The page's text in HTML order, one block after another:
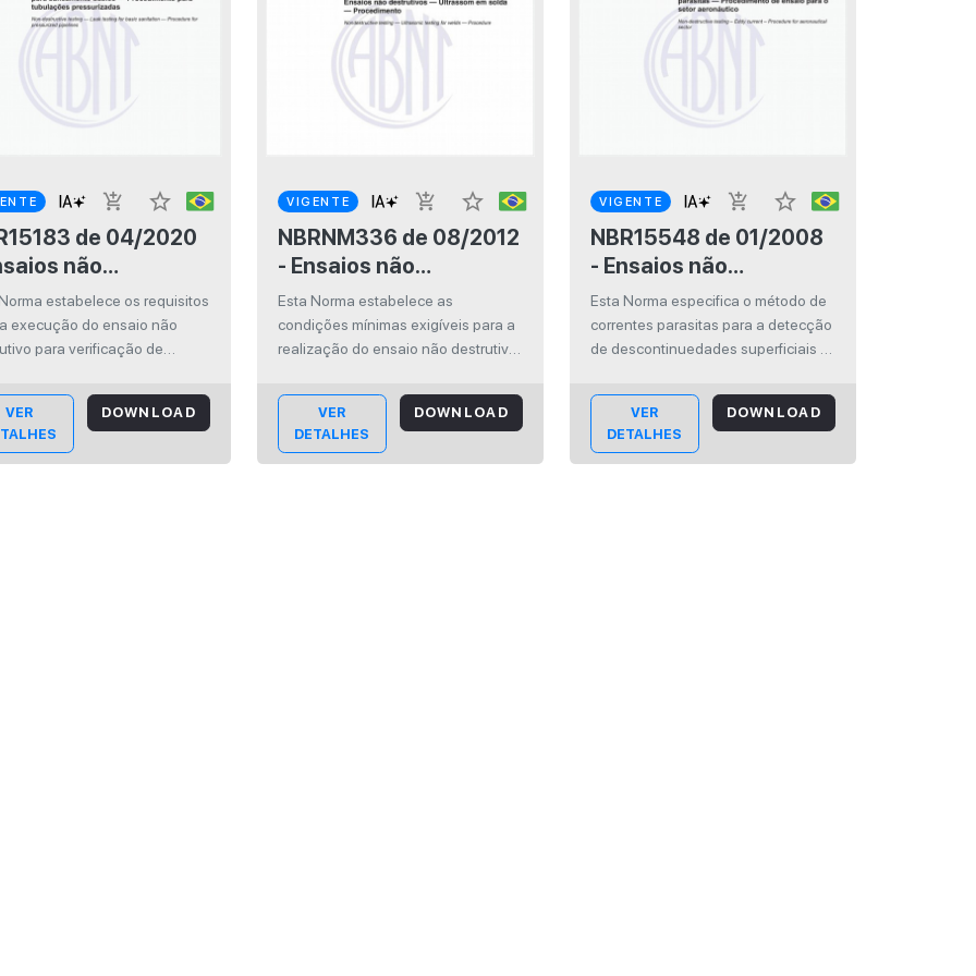
add_shopping_cart
star_border
de 04/2020
não
—
para
básico —
estabelece os requisitos
execução do ensaio não
para verificação de
básico, aplicável aos
de abastecimentode água
pressurizadas
outros líquidos. T...
VER
DOWNLOAD
VIGENTE add_shopping_cart
star_border
NBRNM336 de 08/2012
- Ensaios não
destrutivos —
Ultrassom em solda —
Procedimento
Esta Norma estabelece as
condições mínimas exigíveis para a
realização do ensaio não destrutivo
realizado em junta soldada,
utilizando método de correção de
amplitude pela distância
(DAC/TCG).
VER
DETALHES
DOWNLOAD
VIGENTE add_shopping_cart
star_border
NBR15548 de 01/2008
- Ensaios não
destrutivos - Correntes
parasitas -
Procedimento de
aeronáutico
Esta Norma especifica o método de
correntes parasitas para a detecção
de descontinuedades superficiais e
condutores de eletricidade para o
setor aeronáutico. ISBN: 978-85-
07-01127-9
VER
DETALHES
DOWNLOAD